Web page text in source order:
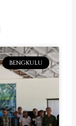
BENGKULU